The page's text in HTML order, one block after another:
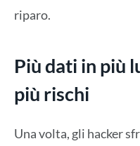
riparo.
Più dati in più
più rischi
Una volta, gli hacker